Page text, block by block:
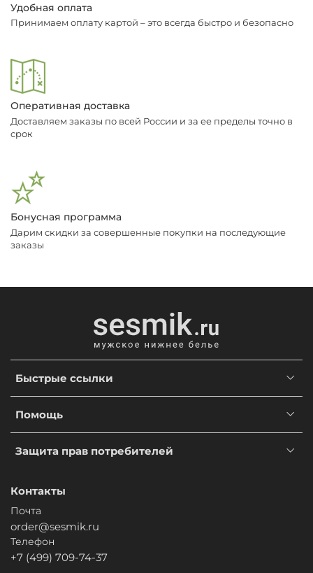
Удобная оплата
Принимаем оплату картой – это всегда быстро и безопасно
Оперативная доставка
Доставляем заказы по всей России и за ее пределы точно в
срок
Бонусная программа
Дарим скидки за совершенные покупки на последующие
заказы
Быстрые ссылки
Помощь
Защита прав потребителей
Контакты
Почта
order@sesmik.ru
Телефон
+7 (499) 709-74-37